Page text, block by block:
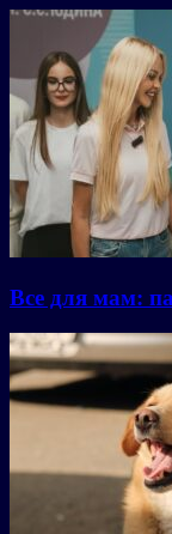
Все для мам: